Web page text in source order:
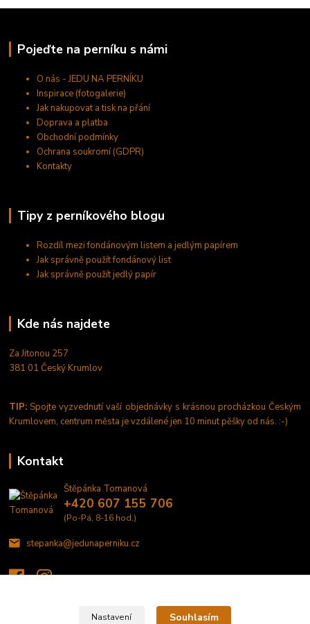
Pojeďte na perníku s námi
O nás - JEDU NA PERNÍKU
Inspirace (fotogalerie)
Jak nakupovat a tisk na přání
Doprava a platba
Obchodní podmínky
Ochrana soukromí (GDPR)
Kontakty
Tipy z perníkového blogu
Rozdíl mezi fondánovým listem a jedlým papírem
Jak správně použít fondánový list
Jak správně použít jedlý papír
Kde nás najdete
Za Jitonou 257
381 01 Český Krumlov
TIP: Spojte vyzvednutí vaší objednávky s krásnou procházkou Českým
Krumlovem, centrum města je vzdálené jen 10 minut pěšky od nás. :-)
Kontakt
Štěpánka Tomanová
+420 607 155 706
(Po-Pá, 8-16 hod.)
stepanka@jedunaperniku.cz
Nastavení Souhlasím